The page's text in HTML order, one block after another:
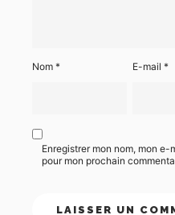
Nom * E-mail*
Enregistrer mon nom, mon
pour mon prochain